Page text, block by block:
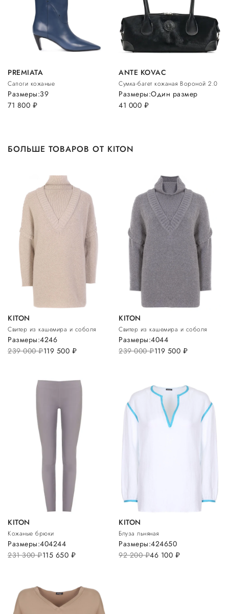
PREMIATA
Сапоги кожаные
71 800 руб.
Размеры:39
ANTE KOVAC
Сумка-багет кожаная Вороной 2.0
41 000 руб.
Размеры:Один размер
БОЛЬШЕ ТОВАРОВ ОТ KITON
KITON
Свитер из кашемира и соболя
239 000руб.119 500 руб.
Размеры:4246
KITON
Свитер из кашемира и соболя
239 000руб.119 500 руб.
Размеры:4044
KITON
Кожаные брюки
231 300руб.115 650 руб.
Размеры:404244
KITON
Блуза льняная
92 200руб.46 100 руб.
Размеры:424650